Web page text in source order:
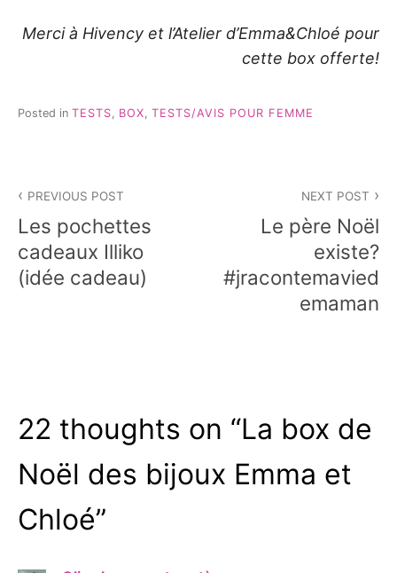
Merci à Hivency et l’Atelier d’Emma&Chloé pour
cette box offerte!
Posted in TESTS, BOX, TESTS/AVIS POUR FEMME
de
l’article
PREVIOUS POST
Les pochettes
cadeaux Illiko
(idée cadeau)
NEXT POST
Le père Noël
existe?
#jracontemavied
emaman
22 thoughts on “La box de
Noël des bijoux Emma et
Chloé”